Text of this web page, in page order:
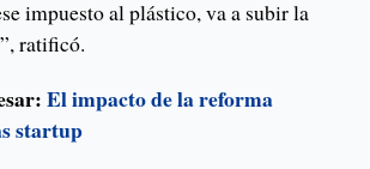
impuesto al plástico, va a subir la
ratificó.
El impacto de la reforma
startup